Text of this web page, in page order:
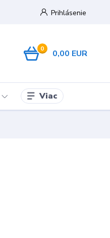
Prihlásenie
0 0,00 EUR
Viac